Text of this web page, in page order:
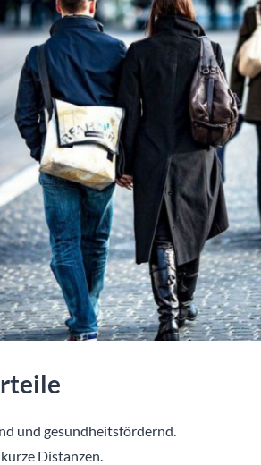
und gesundheitsfördernd.
Distanzen.